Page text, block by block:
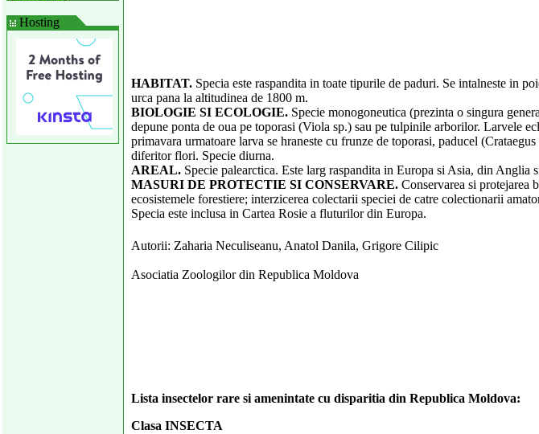
Hosting
HABITAT.Specia este raspandita in toate tipurile de paduri. Se intalneste in
urca pana la altitudinea de 1800 m.
BIOLOGIE SI ECOLOGIE.Specie monogoneutica (prezinta o singura
depune ponta de oua pe toporasi (Viola sp.) sau pe tulpinile arborilor. Larvele
primavara urmatoare larva se hraneste cu frunze de toporasi, paducel
diferitor flori. Specie diurna.
AREAL.Specie palearctica. Este larg raspandita in Europa si Asia, din Anglia
MASURI DE PROTECTIE SI CONSERVARE.Conservarea si protejarea
ecosistemele forestiere; interzicerea colectarii speciei de catre colectionarii
Specia este inclusa in Cartea Rosie a fluturilor din Europa.
Autorii: Zaharia Neculiseanu, Anatol Danila, Grigore Cilipic
Asociatia Zoologilor din Republica Moldova
Lista insectelor rare si amenintate cu disparitia din Republica Moldova:
Clasa INSECTA